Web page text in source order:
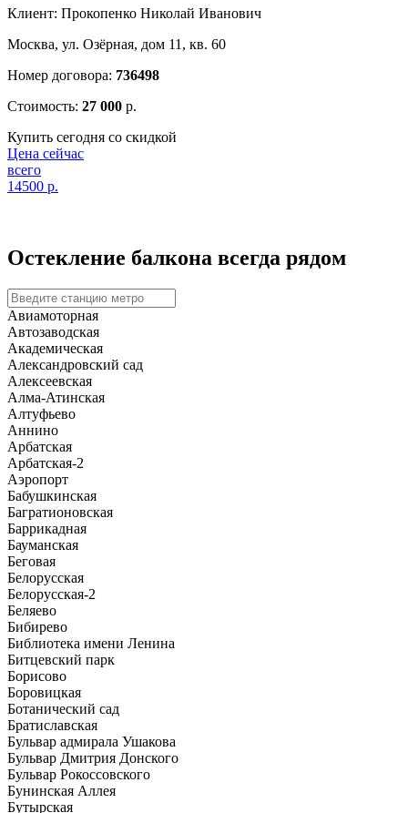
Клиент: Прокопенко Николай Иванович
Москва, ул. Озёрная, дом 11, кв. 60
Номер договора: 736498
Стоимость: 27 000 р.
Купить сегодня со скидкой
Цена сейчас
всего
14500 р.
Остекление балкона всегда рядом
Авиамоторная
Автозаводская
Академическая
Александровский сад
Алексеевская
Алма-Атинская
Алтуфьево
Аннино
Арбатская
Арбатская-2
Аэропорт
Бабушкинская
Багратионовская
Баррикадная
Бауманская
Беговая
Белорусская
Белорусская-2
Беляево
Бибирево
Библиотека имени Ленина
Битцевский парк
Борисово
Боровицкая
Ботанический сад
Братиславская
Бульвар адмирала Ушакова
Бульвар Дмитрия Донского
Бульвар Рокоссовского
Бунинская Аллея
Бутырская